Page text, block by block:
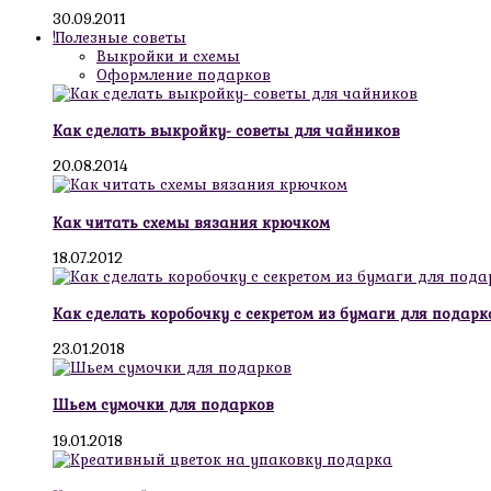
30.09.2011
!Полезные советы
Выкройки и схемы
Оформление подарков
Как сделать выкройку- советы для чайников
20.08.2014
Как читать схемы вязания крючком
18.07.2012
Как сделать коробочку с секретом из бумаги для
23.01.2018
Шьем сумочки для подарков
19.01.2018